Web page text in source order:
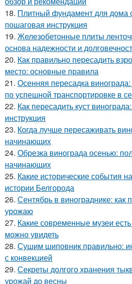
18. Плитный фундамент для дома
пошаговая инструкция
19. Железобетонные плиты
основа надежности и
20. Как правильно пересадить
место: основные правила
21. Осенняя пересадка
по успешной транспортировке в
22. Как пересадить куст
инструкция
23. Когда лучше пересаживать
начинающих
24. Обрезка винограда осенью:
начинающих
25. Какие исторические события
истории Белгорода
26. Сентябрь в винограднике: как
урожаю
27. Какие современные музеи
можно увидеть
28. Сушим шиповник правильно:
с конвекцией
29. Секреты долгого хранения
урожай до весны